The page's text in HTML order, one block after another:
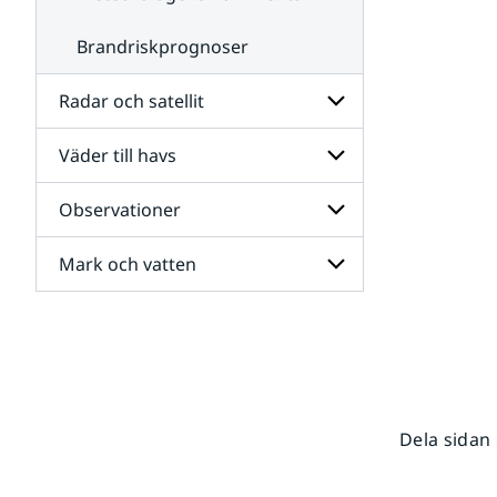
Brandriskprognoser
Radar och satellit
Undersidor
för
Radar
och
satellit
Väder till havs
Undersidor
för
Väder
till
havs
Observationer
Undersidor
för
Mark och vatten
Dela sidan